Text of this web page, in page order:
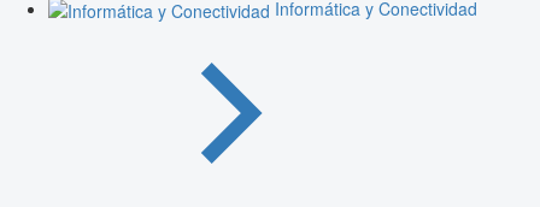
Informática y Conectividad